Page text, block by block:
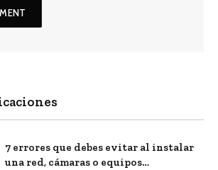
7 errores que debes evitar al instalar
una red, cámaras o equipos